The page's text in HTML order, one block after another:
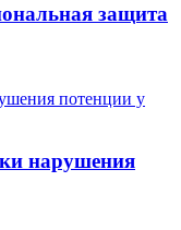
защита
нарушения